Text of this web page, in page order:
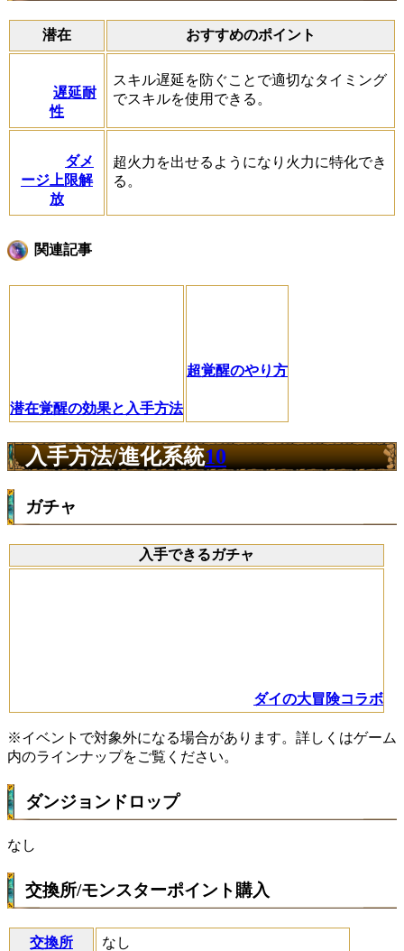
潜在 おすすめのポイント
遅延耐
性
スキル遅延を防ぐことで適切なタイミング
でスキルを使用できる。
ダメ
ージ上限解
放
超火力を出せるようになり火力に特化でき
る。
関連記事
潜在覚醒の効果と入手方法
超覚醒のやり方
入手方法/進化系統10
ガチャ
入手できるガチャ
ダイの大冒険コラボ
※イベントで対象外になる場合があります。詳しくはゲーム
内のラインナップをご覧ください。
ダンジョンドロップ
なし
交換所/モンスターポイント購入
交換所 なし